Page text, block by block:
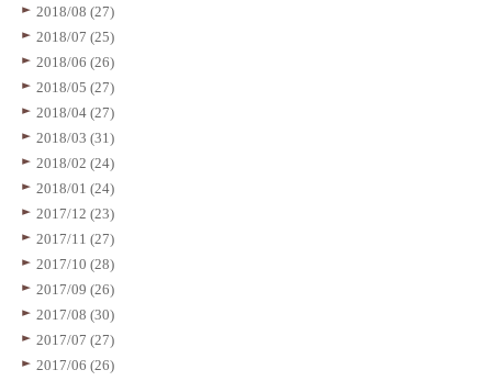
2018/08 (27)
2018/07 (25)
2018/06 (26)
2018/05 (27)
2018/04 (27)
2018/03 (31)
2018/02 (24)
2018/01 (24)
2017/12 (23)
2017/11 (27)
2017/10 (28)
2017/09 (26)
2017/08 (30)
2017/07 (27)
2017/06 (26)